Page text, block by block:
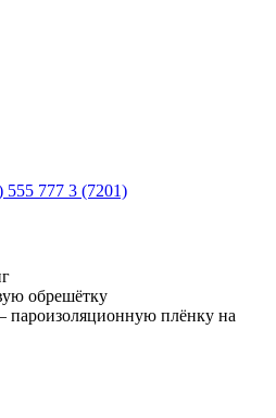
555 777 3 (7201)
обрешётку
пароизоляционную плёнку на